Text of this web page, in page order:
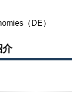
（DE）
介